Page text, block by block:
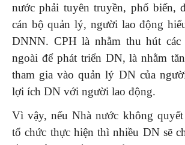
nước phải tuyên truyền, phổ biến,
cán bộ quản lý, người lao động
DNNN. CPH là nhằm thu hút các
ngoài để phát triển DN, là nhằm
tham gia vào quản lý DN của
lợi ích DN với người lao động.
Vì vậy, nếu Nhà nước không
tổ chức thực hiện thì nhiều DN sẽ